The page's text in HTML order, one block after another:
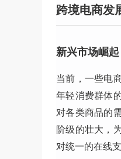
跨境电商发
新兴市场崛起
当前，一些电
年轻消费群体
对各类商品的
阶级的壮大，
对统一的在线